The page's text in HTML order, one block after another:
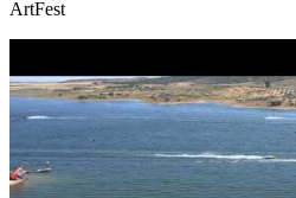
ArtFest